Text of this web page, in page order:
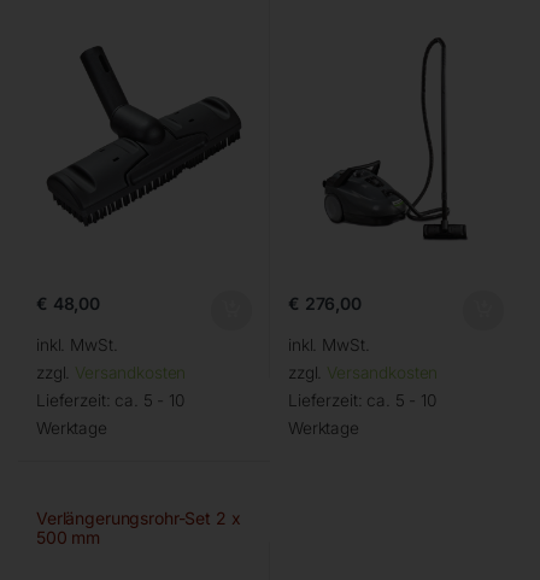
€ 48,00
inkl. MwSt.
zzgl. Versandkosten
Lieferzeit: ca. 5 - 10
Werktage
€ 276,00
inkl. MwSt.
zzgl. Versandkosten
Lieferzeit: ca. 5 - 10
Werktage
Verlängerungsrohr-Set 2 x
500 mm